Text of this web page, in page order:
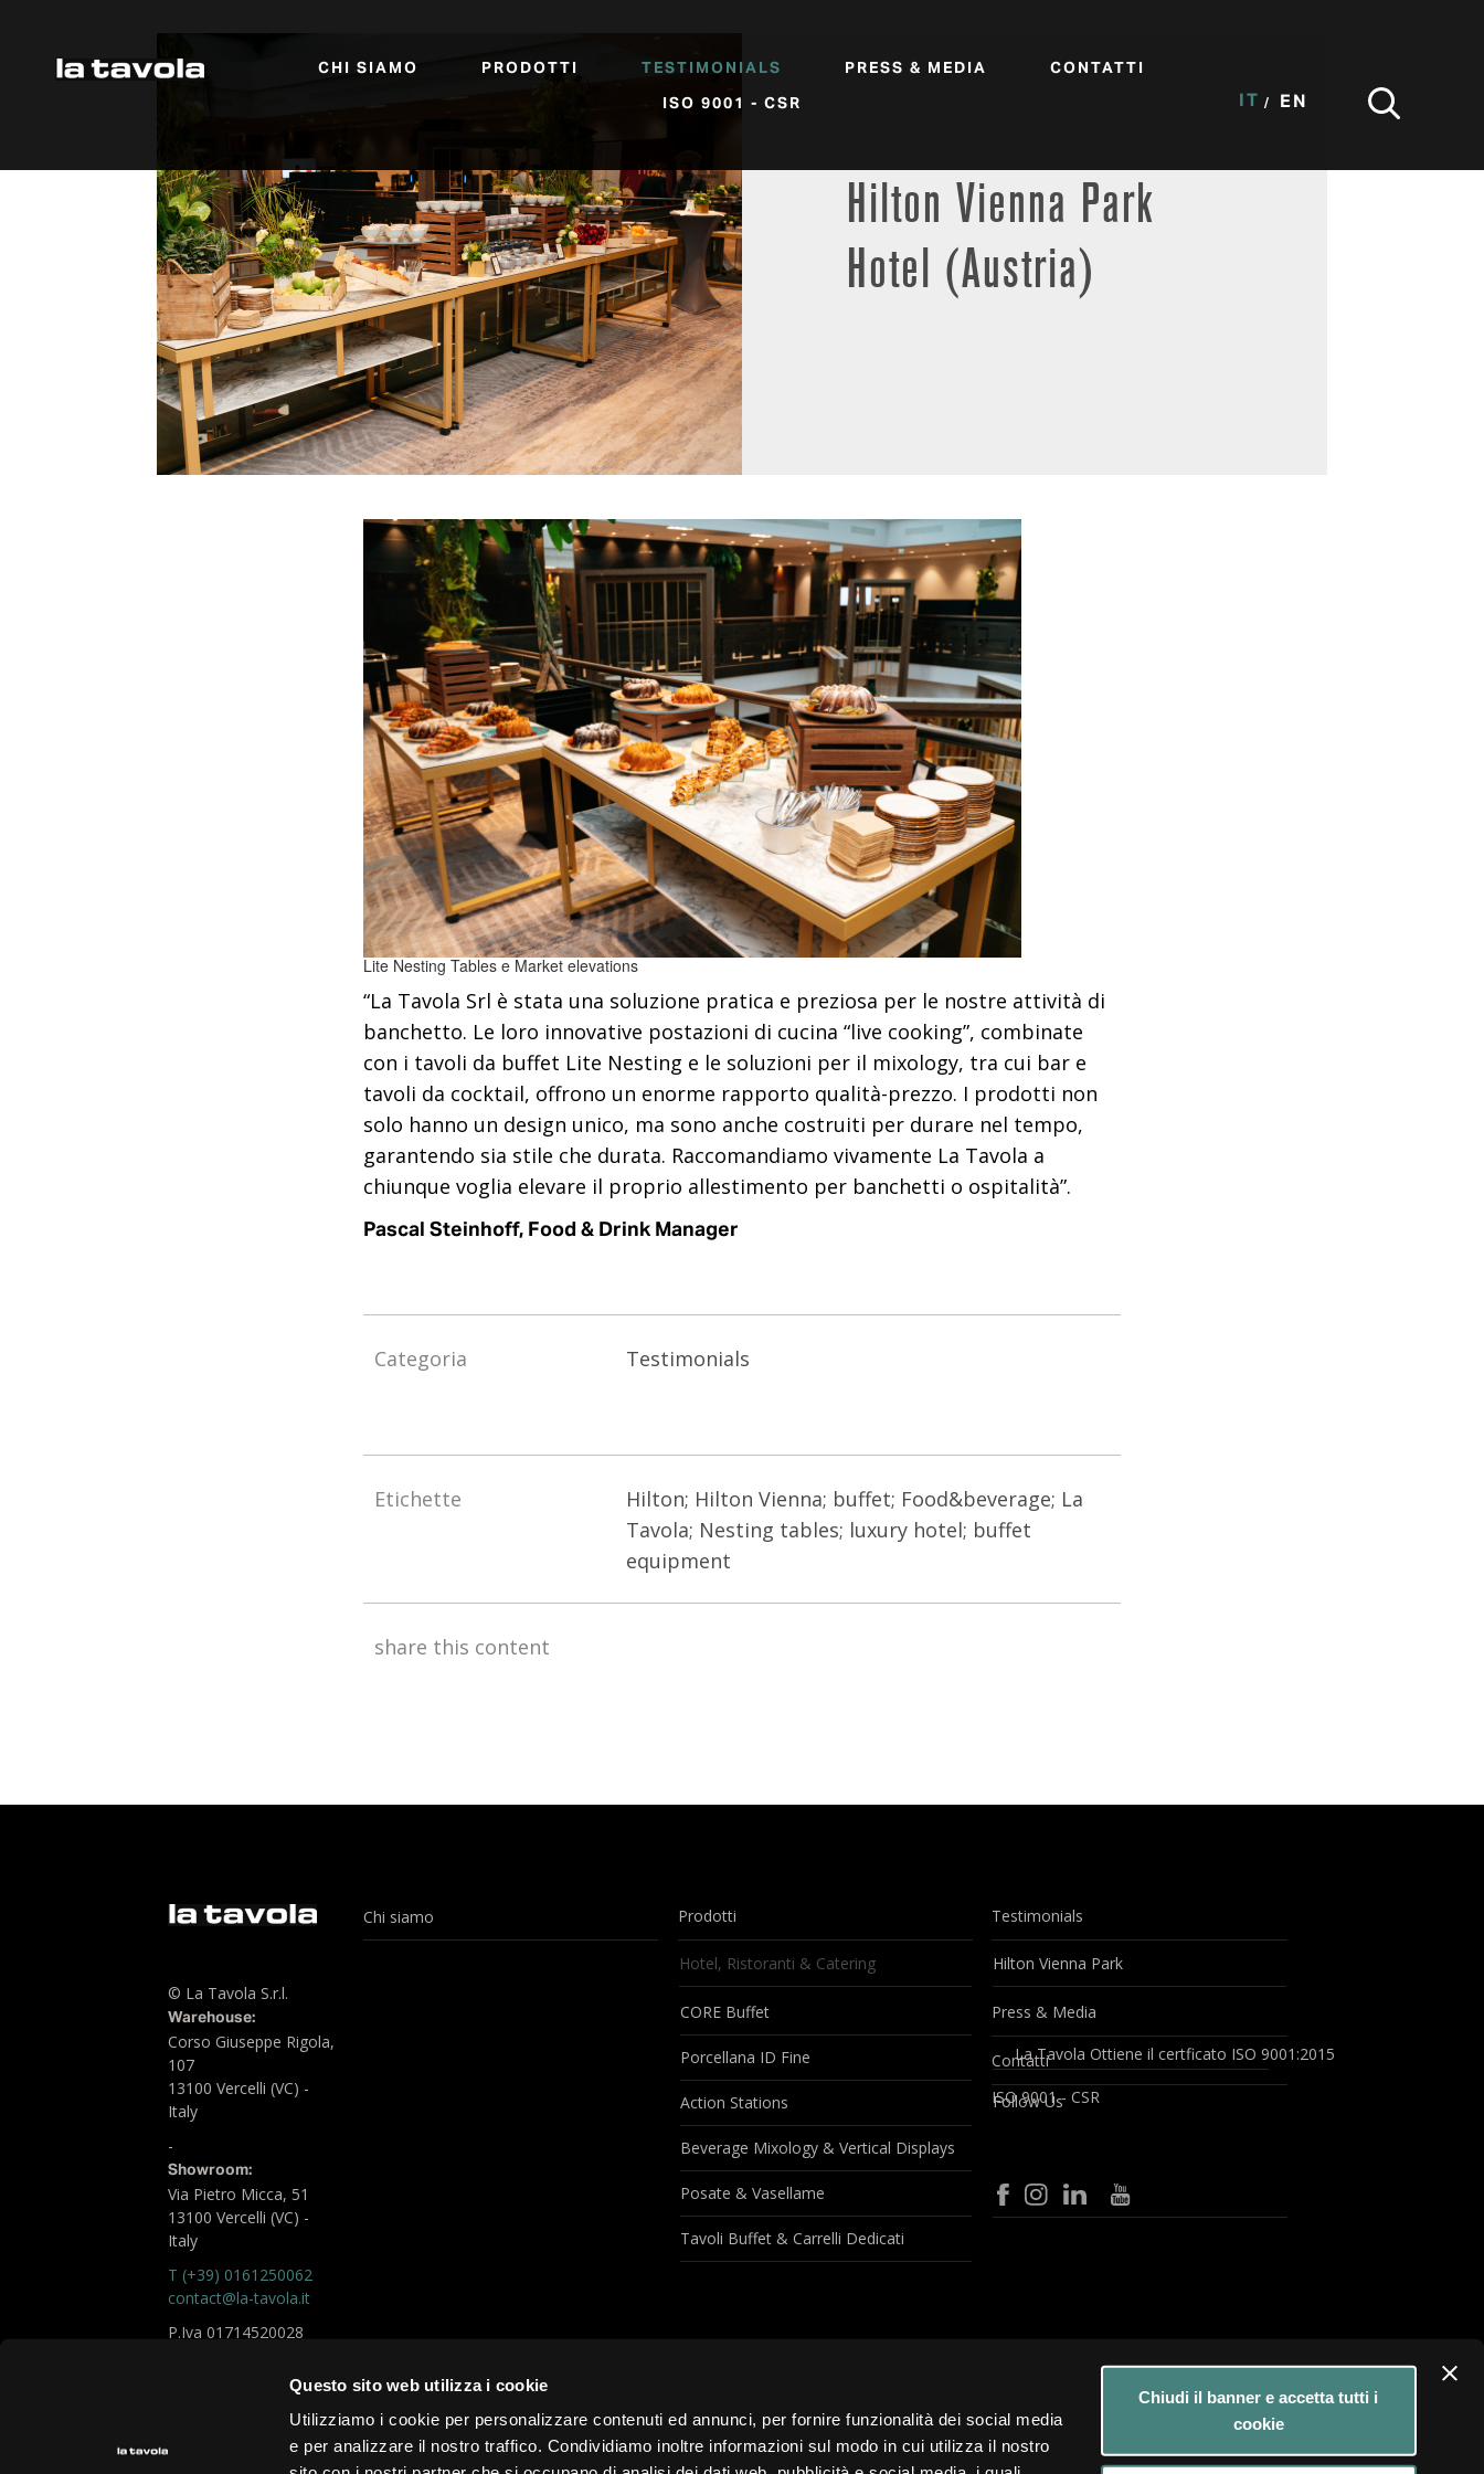
Questo sito web utilizza i cookie
Utilizziamo i cookie per personalizzare contenuti ed annunci, per fornire funzionalità dei social media
e per analizzare il nostro traffico. Condividiamo inoltre informazioni sul modo in cui utilizza il nostro
Chiudi il banner e accetta tutti i
cookie
CHI SIAMO PRODOTTI TESTIMONIALS PRESS & MEDIA CONTATTI
ISO 9001 - CSR IT EN
Hilton Vienna Park
Hotel (Austria)
Lite Nesting Tables e Market elevations
“La Tavola Srl è stata una soluzione pratica e preziosa per le nostre attività di
banchetto. Le loro innovative postazioni di cucina “live cooking”, combinate
con i tavoli da buffet Lite Nesting e le soluzioni per il mixology, tra cui bar e
tavoli da cocktail, offrono un enorme rapporto qualità-prezzo. I prodotti non
solo hanno un design unico, ma sono anche costruiti per durare nel tempo,
garantendo sia stile che durata. Raccomandiamo vivamente La Tavola a
chiunque voglia elevare il proprio allestimento per banchetti o ospitalità”.
Pascal Steinhoff, Food & Drink Manager
Categoria Testimonials
Etichette
Hilton; Hilton Vienna; buffet; Food&beverage; La
Tavola; Nesting tables; luxury hotel; buffet
equipment
share this content
© La Tavola S.r.l.
Warehouse:
Corso Giuseppe Rigola,
107
13100 Vercelli (VC) -
Italy
-
Showroom:
Via Pietro Micca, 51
13100 Vercelli (VC) -
Italy
T (+39) 0161250062
contact@la-tavola.it
P.Iva 01714520028
chiara.fare@la-tavola.it
Chi siamo Prodotti
Hotel, Ristoranti & Catering
CORE Buffet
Porcellana ID Fine
Action Stations
Beverage Mixology & Vertical Displays
Posate & Vasellame
Tavoli Buffet & Carrelli Dedicati
Testimonials
Hilton Vienna Park
Press & Media
La Tavola Ottiene il certficato ISO 9001:2015
Contatti
ISO 9001 - CSR
Follow Us